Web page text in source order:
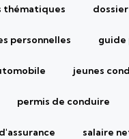
thématiques
personnelles guide
jeunes
permis de conduire
salaire